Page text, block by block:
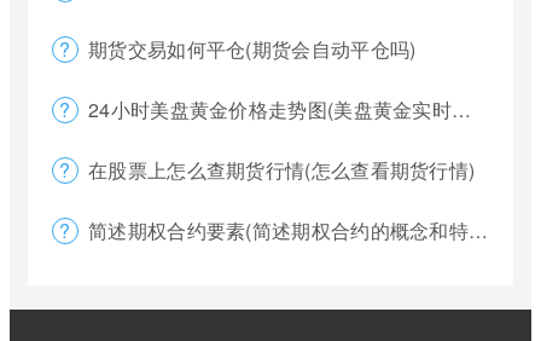
期货交易如何平仓(期货会自动平仓吗)
24小时美盘黄金价格走势图(美盘黄金实时行情怎么看)
在股票上怎么查期货行情(怎么查看期货行情)
简述期权合约要素(简述期权合约的概念和特点)